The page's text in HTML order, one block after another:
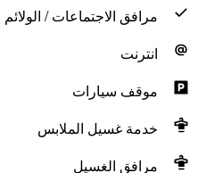
مرافق الاجتماعات / الولائم
انترنت
موقف سيارات
خدمة غسيل الملابس
مرافق الغسيل